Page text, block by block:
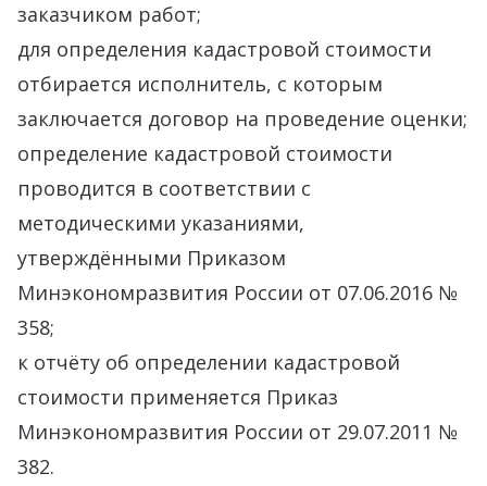
заказчиком работ;
для определения кадастровой стоимости
отбирается исполнитель, с которым
заключается договор на проведение оценки;
определение кадастровой стоимости
проводится в соответствии с
методическими указаниями,
утверждёнными Приказом
Минэкономразвития России от 07.06.2016 №
358;
к отчёту об определении кадастровой
стоимости применяется Приказ
Минэкономразвития России от 29.07.2011 №
382.